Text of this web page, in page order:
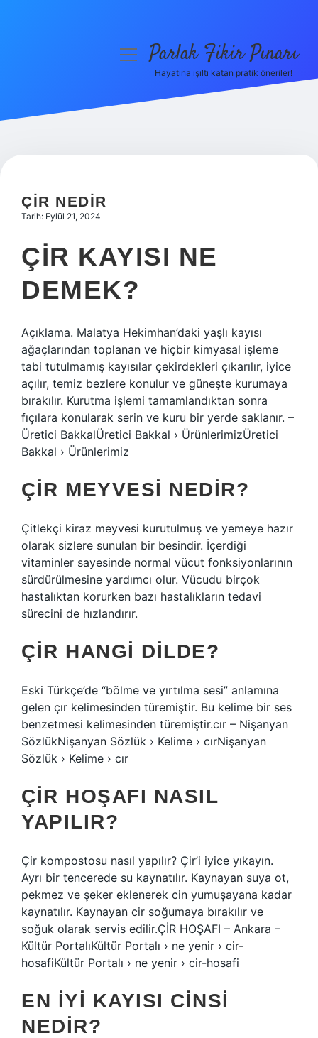
Hakkımızda
menüyüParlak Fikir Pınarı
Hayatına ışıltı katan pratik öneriler!
ÇIR NEDIR
Tarih: Eylül 21, 2024
ÇIR KAYISI NE
DEMEK?
Açıklama. Malatya Hekimhan’daki yaşlı kayısı
ağaçlarından toplanan ve hiçbir kimyasal işleme
tabi tutulmamış kayısılar çekirdekleri çıkarılır, iyice
açılır, temiz bezlere konulur ve güneşte kurumaya
bırakılır. Kurutma işlemi tamamlandıktan sonra
fıçılara konularak serin ve kuru bir yerde saklanır. –
Üretici BakkalÜretici Bakkal › ÜrünlerimizÜretici
Bakkal › Ürünlerimiz
ÇIR MEYVESI NEDIR?
Çitlekçi kiraz meyvesi kurutulmuş ve yemeye hazır
olarak sizlere sunulan bir besindir. İçerdiği
vitaminler sayesinde normal vücut fonksiyonlarının
sürdürülmesine yardımcı olur. Vücudu birçok
hastalıktan korurken bazı hastalıkların tedavi
sürecini de hızlandırır.
ÇIR HANGI DILDE?
Eski Türkçe’de “bölme ve yırtılma sesi” anlamına
gelen çır kelimesinden türemiştir. Bu kelime bir ses
benzetmesi kelimesinden türemiştir.cır – Nişanyan
SözlükNişanyan Sözlük › Kelime › cırNişanyan
Sözlük › Kelime › cır
ÇIR HOŞAFI NASIL
YAPILIR?
Çir kompostosu nasıl yapılır? Çir’i iyice yıkayın.
Ayrı bir tencerede su kaynatılır. Kaynayan suya ot,
pekmez ve şeker eklenerek cin yumuşayana kadar
kaynatılır. Kaynayan cir soğumaya bırakılır ve
soğuk olarak servis edilir.ÇİR HOŞAFI – Ankara –
Kültür PortalıKültür Portalı › ne yenir › cir-
hosafiKültür Portalı › ne yenir › cir-hosafi
EN IYI KAYISI CINSI
NEDIR?